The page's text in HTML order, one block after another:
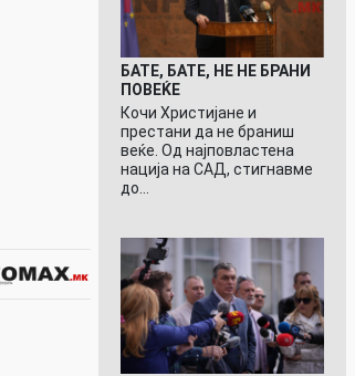
БАТЕ, БАТЕ, НЕ НЕ БРАНИ
ПОВЕЌЕ
Кочи Христијане и
престани да не браниш
веќе. Од најповластена
нација на САД, стигнавме
до…